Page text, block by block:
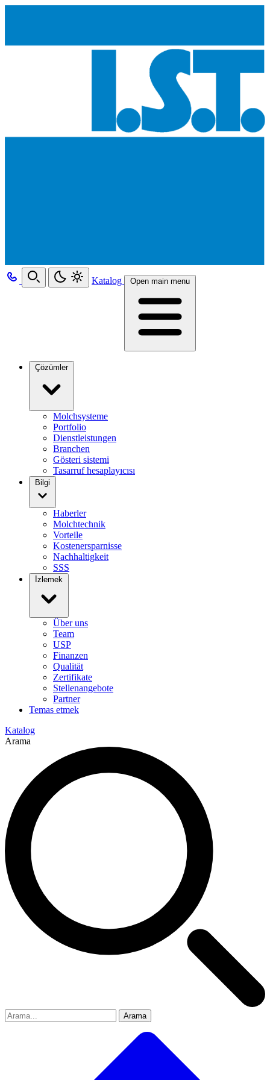
Katalog Open main menu
Çözümler
Molchsysteme
Portfolio
Dienstleistungen
Branchen
Gösteri sistemi
Tasarruf hesaplayıcısı
Bilgi
Haberler
Molchtechnik
Vorteile
Kostenersparnisse
Nachhaltigkeit
SSS
İzlemek
Über uns
Team
USP
Finanzen
Qualität
Zertifikate
Stellenangebote
Partner
Temas etmek
Katalog
Arama
Arama